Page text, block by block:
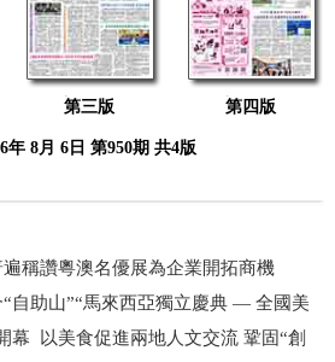
第三版 第四版
年 8月 6日 第950期 共4版
稱讚粵澳名優展為企業開拓商機
自助山”“馬來西亞獨立慶典 — 全國美
幕 以美食促進兩地人文交流 鞏固“創